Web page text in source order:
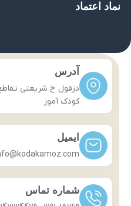
نماد اعتماد
آدرس
دزفول خ شریعتی
کودک آموز
ایمیل
شماره تماس